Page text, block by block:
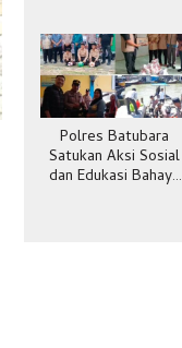
Polres Batubara
Satukan Aksi Sosial
dan Edukasi Bahaya